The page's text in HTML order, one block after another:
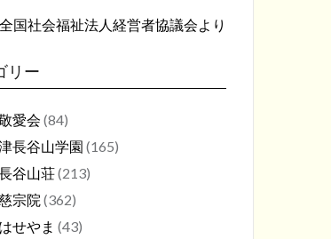
全国社会福祉法人経営者協議会より
リー
愛会 (84)
長谷山学園 (165)
谷山荘(213)
宗院 (362)
せやま (43)